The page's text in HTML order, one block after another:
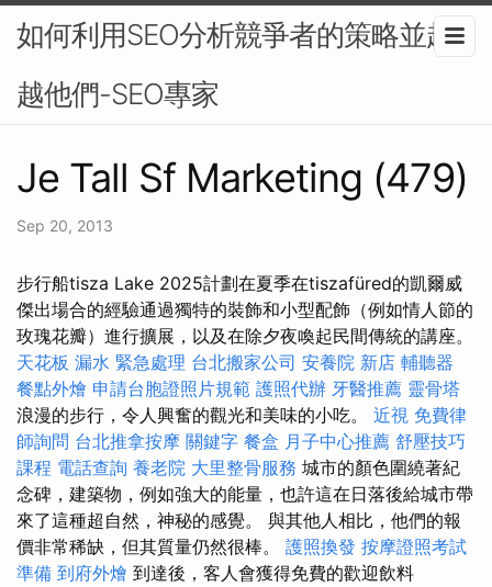
如何利用SEO分析競爭者的策略並超
越他們-SEO專家
Je Tall Sf Marketing (479)
Sep 20, 2013
步行船tisza Lake 2025計劃在夏季在tiszafüred的凱爾威
傑出場合的經驗通過獨特的裝飾和小型配飾（例如情人節的
玫瑰花瓣）進行擴展，以及在除夕夜喚起民間傳統的講座。
天花板 漏水 緊急處理 台北搬家公司 安養院 新店 輔聽器
餐點外燴 申請台胞證照片規範 護照代辦 牙醫推薦 靈骨塔
浪漫的步行，令人興奮的觀光和美味的小吃。 近視 免費律
師詢問 台北推拿按摩 關鍵字 餐盒 月子中心推薦 舒壓技巧
課程 電話查詢 養老院 大里整骨服務 城市的顏色圍繞著紀
念碑，建築物，例如強大的能量，也許這在日落後給城市帶
來了這種超自然，神秘的感覺。 與其他人相比，他們的報
價非常稀缺，但其質量仍然很棒。 護照換發 按摩證照考試
準備 到府外燴 到達後，客人會獲得免費的歡迎飲料